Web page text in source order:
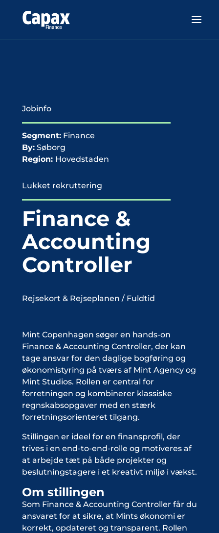
Jobinfo
Segment:Finance
By:Søborg
Region: Hovedstaden
Lukket rekruttering
Finance &
Accounting
Controller
Rejsekort & Rejseplanen / Fuldtid
Mint Copenhagen søger en hands-on
Finance & Accounting Controller, der kan
tage ansvar for den daglige bogføring og
økonomistyring på tværs af Mint Agency og
Mint Studios. Rollen er central for
forretningen og kombinerer klassiske
regnskabsopgaver med en stærk
forretningsorienteret tilgang.
Stillingen er ideel for en finansprofil, der
trives i en end-to-end-rolle og motiveres af
at arbejde tæt på både projekter og
beslutningstagere i et kreativt miljø i vækst.
Om stillingen
Som Finance & Accounting Controller får du
ansvaret for at sikre, at Mints økonomi er
korrekt, opdateret og transparent. Rollen